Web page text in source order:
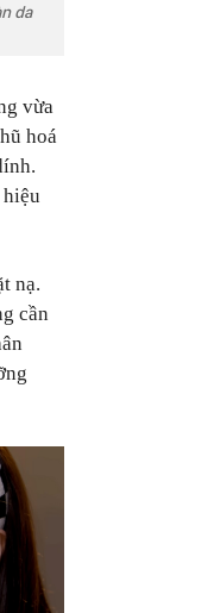
da
vừa
hoá
nạ.
cần